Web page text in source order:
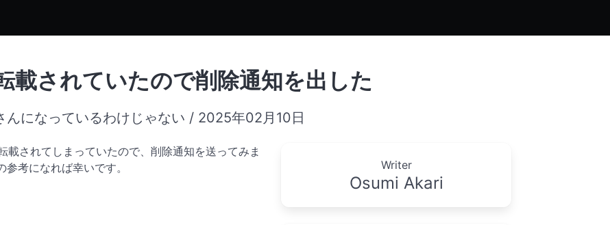
載されていたので削除通知を出した
んになっているわけじゃない / 2025年02月10日
載されてしまっていたので、削除通知を送ってみま
考になれば幸いです。
Writer
Osumi Akari